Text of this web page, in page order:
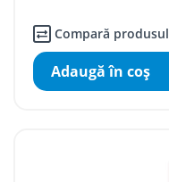
Compară produsul
Adaugă în coş